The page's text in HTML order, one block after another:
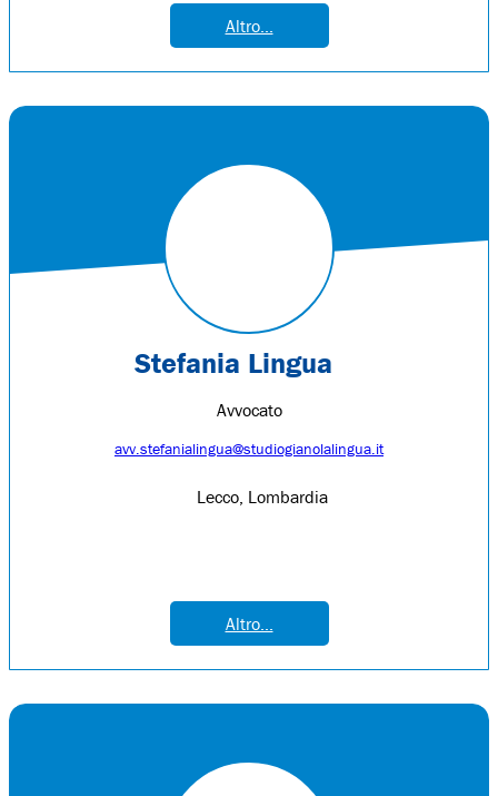
Altro...
Stefania Lingua
Avvocato
avv.stefanialingua@studiogianolalingua.it
Lecco, Lombardia
Altro...